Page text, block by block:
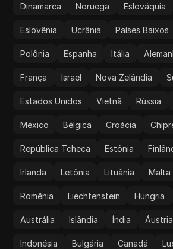
Dinamarca Noruega Eslováquia
Eslovênia Ucrânia Países Baixos
Polônia Espanha Itália
França Israel Nova Zelândia
Estados Unidos Vietnã Rússia
México Bélgica Croácia
República Tcheca Estônia
Irlanda Letônia Lituânia Malta
Romênia Liechtenstein Hungria
Austrália Islândia Índia Áustria
Indonésia Bulgária Canadá